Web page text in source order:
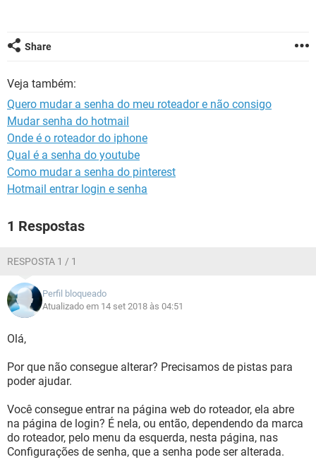
Share
Veja também:
Quero mudar a senha do meu roteador e não consigo
Mudar senha do hotmail
Onde é o roteador do iphone
Qual é a senha do youtube
Como mudar a senha do pinterest
Hotmail entrar login e senha
1 Respostas
RESPOSTA 1 / 1
Perfil bloqueado
Atualizado em 14 set 2018 às 04:51
Olá,
Por que não consegue alterar? Precisamos de pistas para
poder ajudar.
Você consegue entrar na página web do roteador, ela abre
na página de login? É nela, ou então, dependendo da marca
do roteador, pelo menu da esquerda, nesta página, nas
Configurações de senha, que a senha pode ser alterada.